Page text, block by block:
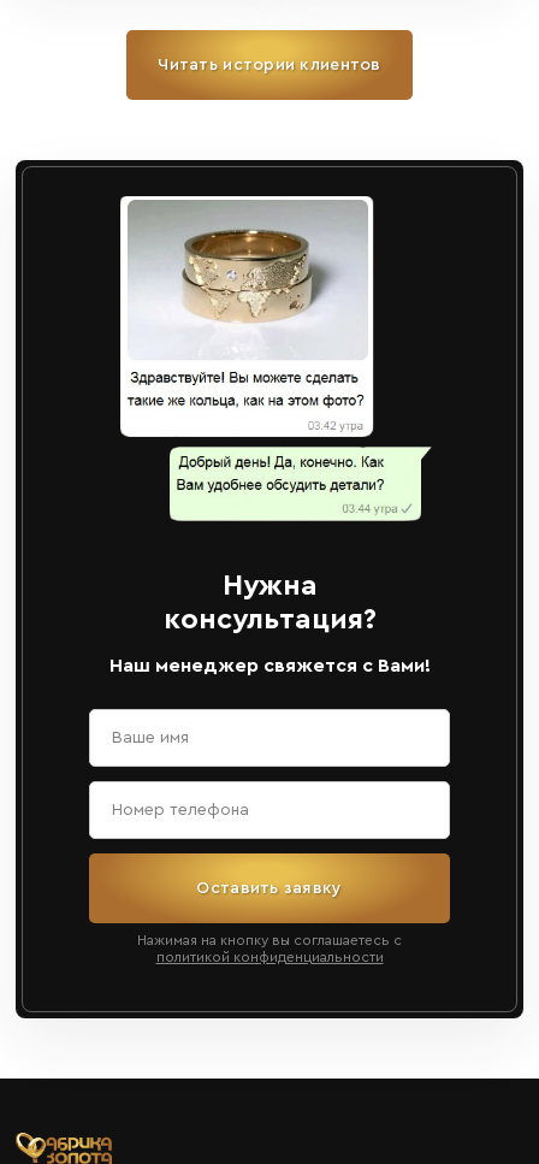
Читать истории клиентов
Нужна
консультация?
Наш менеджер свяжется с Вами!
Оставить заявку
Нажимая на кнопку вы соглашаетесь с
политикой конфиденциальности